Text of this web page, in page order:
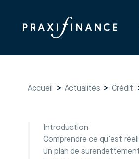
Accueil > Actualités > Crédit
Introduction
Comprendre ce qu’est
un plan de surendettement